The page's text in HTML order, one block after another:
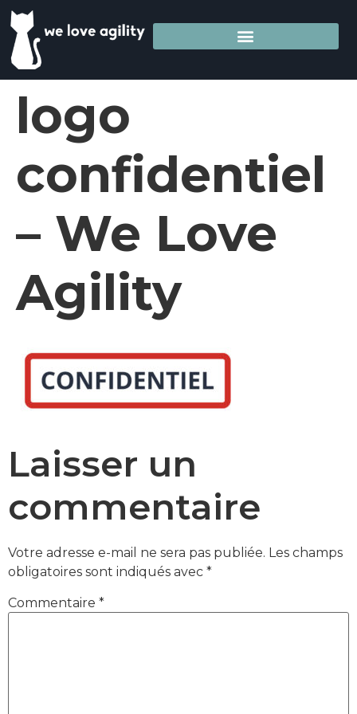
logo
confidentiel
– We Love
Agility
Laisser un
commentaire
Votre adresse e-mail ne sera pas publiée. Les champs
obligatoires sont indiqués avec *
Commentaire *